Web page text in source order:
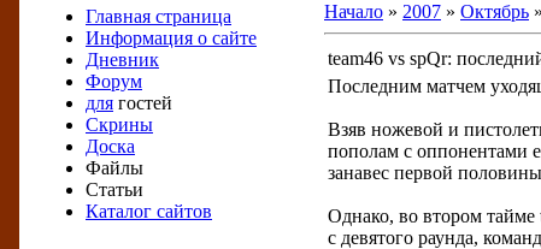
Главная страница
Информация о сайте
Дневник
Форум
для гостей
Скрины
Доска
Файлы
Статьи
Каталог сайтов
Начало » 2007 » Октябрь »
team46 vs spQr:
Последним матчем
Взяв ножевой и
пополам с оппонентами
занавес первой
Однако, во втором тайме
с девятого раунда,